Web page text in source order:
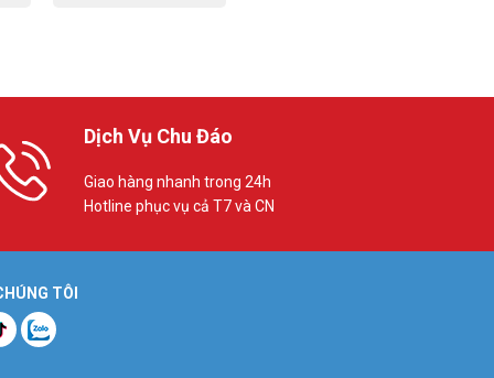
Dịch Vụ Chu Đáo
Giao hàng nhanh trong 24h
Hotline phục vụ cả T7 và CN
TÔI